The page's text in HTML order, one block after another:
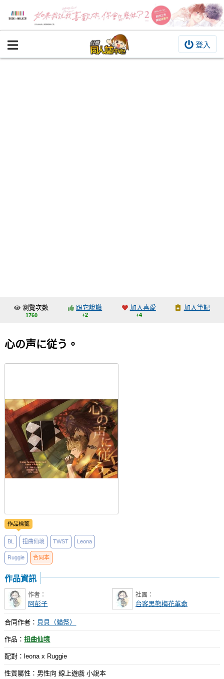
登入
BOOKY書集倉庫
交流中心
會員功能選單
登入
瀏覽次數
1760
跟它說讚
+2
加入喜愛
+4
加入筆記
心の声に従う。
作品標籤
BL 扭曲仙境 TWST Leona
Ruggie 合同本
作品資訊
作者：
阿彭子
社團：
台客黑熊梅花革命
合同作者： 貝貝（貓祭）
作品：扭曲仙境
配對：leona x Ruggie
性質屬性：男性向 線上遊戲 小說本